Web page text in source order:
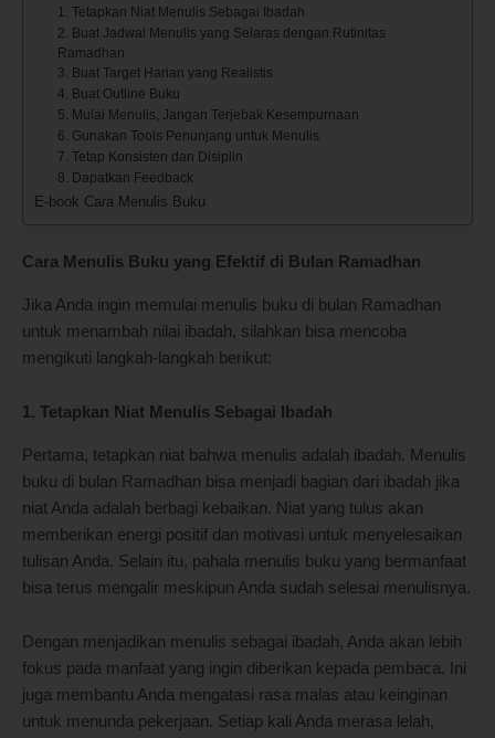
1. Tetapkan Niat Menulis Sebagai Ibadah
2. Buat Jadwal Menulis yang Selaras dengan Rutinitas
Ramadhan
3. Buat Target Harian yang Realistis
4. Buat Outline Buku
5. Mulai Menulis, Jangan Terjebak Kesempurnaan
6. Gunakan Tools Penunjang untuk Menulis
7. Tetap Konsisten dan Disiplin
8. Dapatkan Feedback
E-book Cara Menulis Buku
Cara Menulis Buku yang Efektif di Bulan Ramadhan
Jika Anda ingin memulai menulis buku di bulan Ramadhan
untuk menambah nilai ibadah, silahkan bisa mencoba
mengikuti langkah-langkah berikut:
1. Tetapkan Niat Menulis Sebagai Ibadah
Pertama, tetapkan niat bahwa menulis adalah ibadah. Menulis
buku di bulan Ramadhan bisa menjadi bagian dari ibadah jika
niat Anda adalah berbagi kebaikan. Niat yang tulus akan
memberikan energi positif dan motivasi untuk menyelesaikan
tulisan Anda. Selain itu, pahala menulis buku yang bermanfaat
bisa terus mengalir meskipun Anda sudah selesai menulisnya.
Dengan menjadikan menulis sebagai ibadah, Anda akan lebih
fokus pada manfaat yang ingin diberikan kepada pembaca. Ini
juga membantu Anda mengatasi rasa malas atau keinginan
untuk menunda pekerjaan. Setiap kali Anda merasa lelah,